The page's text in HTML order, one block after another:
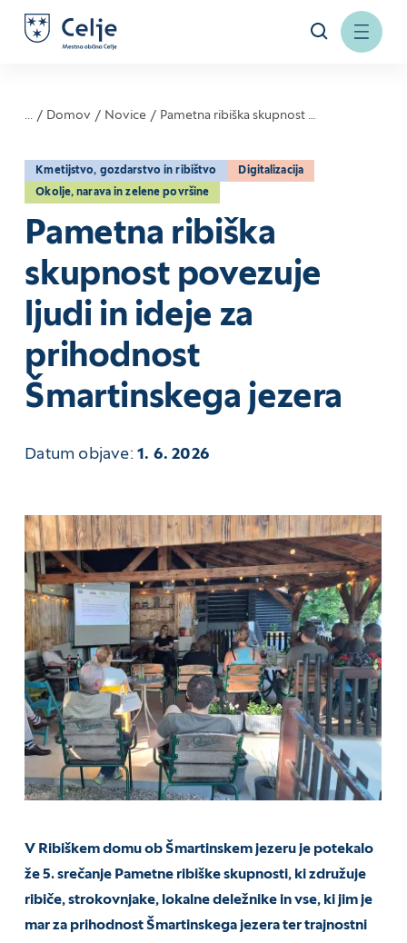
... Domov Novice Pametna ribiška skupnost …
Kmetijstvo, gozdarstvo in ribištvo
Digitalizacija
Okolje, narava in zelene površine
Pametna ribiška
skupnost povezuje
ljudi in ideje za
prihodnost
Šmartinskega jezera
Datum objave:1. 6. 2026
V Ribiškem domu ob Šmartinskem jezeru je potekalo
že 5. srečanje Pametne ribiške skupnosti, ki združuje
ribiče, strokovnjake, lokalne deležnike in vse, ki jim je
mar za prihodnost Šmartinskega jezera ter trajnostni